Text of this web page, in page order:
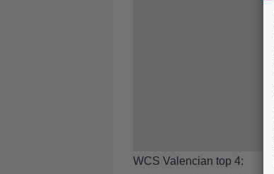
WCS Valencian top 4: